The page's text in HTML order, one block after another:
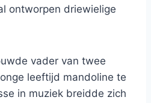
ontworpen driewielige
vader van twee
leeftijd mandoline te
in muziek breidde zich